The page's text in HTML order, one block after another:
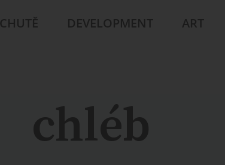
CHUTĚ DEVELOPMENT ART
chléb